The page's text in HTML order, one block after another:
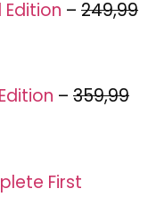
– 249,99
– 359,99
First